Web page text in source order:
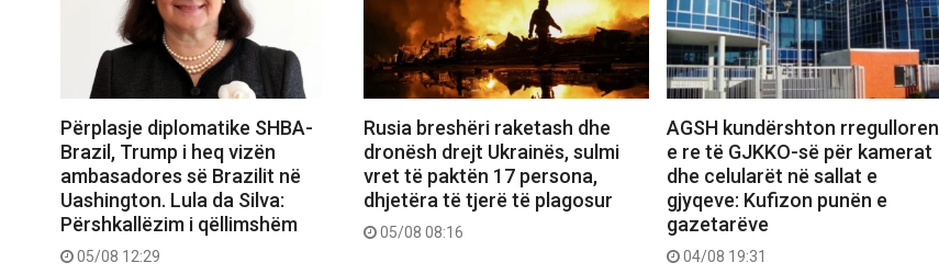
Përplasje diplomatike SHBA-
Brazil, Trump i heq vizën
ambasadores së Brazilit në
Uashington. Lula da Silva:
Përshkallëzim i qëllimshëm
05/08 12:29
Rusia breshëri raketash dhe
dronësh drejt Ukrainës, sulmi
vret të paktën 17 persona,
dhjetëra të tjerë të plagosur
05/08 08:16
AGSH kundërshton rregulloren
e re të GJKKO-së për kamerat
dhe celularët në sallat e
gjyqeve: Kufizon punën e
gazetarëve
04/08 19:31